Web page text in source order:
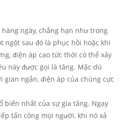
ngày, chẳng hạn như trong
ngột sau đó là phục hồi hoặc khi
điện áp cao tức thời có thể xảy
này được gọi là tăng. Mặc dù
ngắn, điện áp của chúng cực
biến nhất của sự gia tăng. Ngay
tấn công mọi người, khi nó xả